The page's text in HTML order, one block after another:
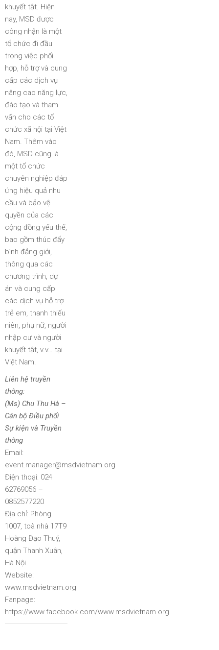
khuyết tật. Hiện
nay, MSD được
công nhận là một
tổ chức đi đầu
trong việc phối
hợp, hỗ trợ và cung
cấp các dịch vụ
nâng cao năng lực,
đào tạo và tham
vấn cho các tổ
chức xã hội tại Việt
Nam. Thêm vào
đó, MSD cũng là
một tổ chức
chuyên nghiệp đáp
ứng hiệu quả nhu
cầu và bảo vệ
quyền của các
cộng đồng yếu thế,
bao gồm thúc đẩy
bình đẳng giới,
thông qua các
chương trình, dự
án và cung cấp
các dịch vụ hỗ trợ
trẻ em, thanh thiếu
niên, phụ nữ, người
nhập cư và người
khuyết tật, v.v… tại
Việt Nam.
Liên hệ truyền
thông:
(Ms) Chu Thu Hà –
Cán bộ Điều phối
Sự kiện và Truyền
thông
Email:
event.manager@msdvietnam.org
Điện thoại: 024
62769056 –
0852577220
Địa chỉ: Phòng
1007, toà nhà 17T9
Hoàng Đạo Thuý,
quận Thanh Xuân,
Hà Nội
Website:
www.msdvietnam.org
Fanpage:
https://www.facebook.com/www.msdvietnam.org